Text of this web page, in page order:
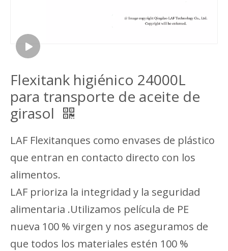
Flexitank higiénico 24000L
para transporte de aceite de
girasol
LAF Flexitanques como envases de plástico
que entran en contacto directo con los
alimentos.
LAF prioriza la integridad y la seguridad
alimentaria .Utilizamos película de PE
nueva 100 % virgen y nos aseguramos de
que todos los materiales estén 100 %